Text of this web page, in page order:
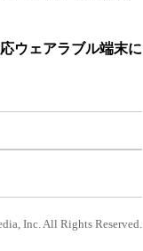
ウェアラブル端末に
Inc. All Rights Reserved.